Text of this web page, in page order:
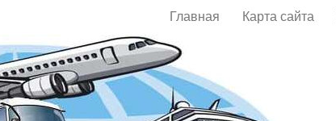
Главная Карта сайта